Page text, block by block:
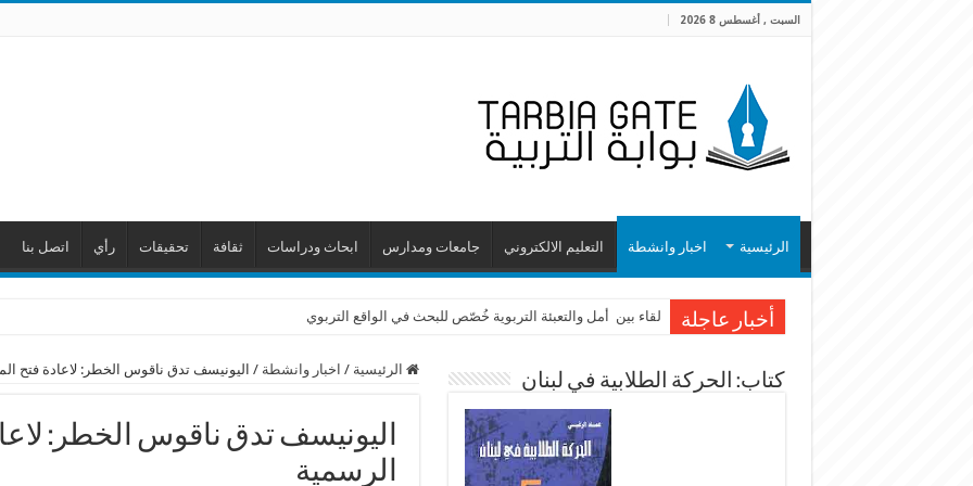
السبت , أغسطس 8 2026
الرئيسية اخبار وانشطة التعليم الالكتروني جامعات ومدارس ابحاث ودراسات ثقافة تحقيقات رأي اتصل بنا
أخبار عاجلة لقاء بين أمل والتعبئة التربوية خُصّص للبحث في الواقع التربوي
الرئيسية / اخبار وانشطة / اليونيسف تدق ناقوس الخطر: لاعادة فتح
اليونيسف تدق ناقوس الخطر:
الرسمية
كتاب: الحركة الطلابية في لبنان